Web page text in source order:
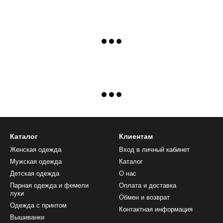
Каталог
Женская одежда
Мужская одежда
Детская одежда
Парная одежда и фемели
луки
Одежда с принтом
Вышиванки
Клиентам
Вход в личный кабинет
Каталог
О нас
Оплата и доставка
Обмен и возврат
Контактная информация